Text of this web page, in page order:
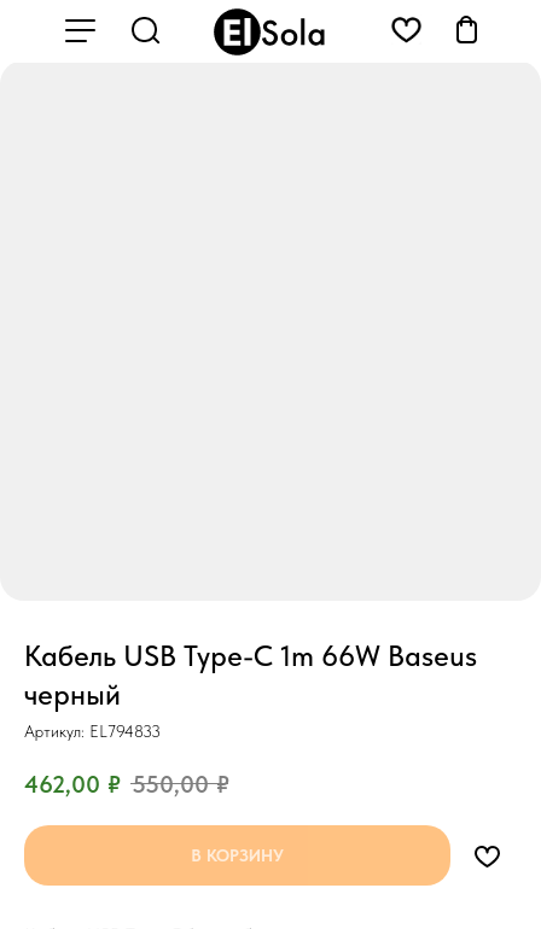
Кабель USB Type-C 1m 66W Baseus
черный
Артикул: EL794833
462,00 ₽ 550,00 ₽
В КОРЗИНУ